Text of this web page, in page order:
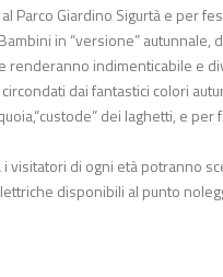
al Parco Giardino Sigurtà e per
in “versione”
renderanno indimenticabile e
dai fantastici colori
dei laghetti, e
i visitatori di ogni età potranno
disponibili al punto